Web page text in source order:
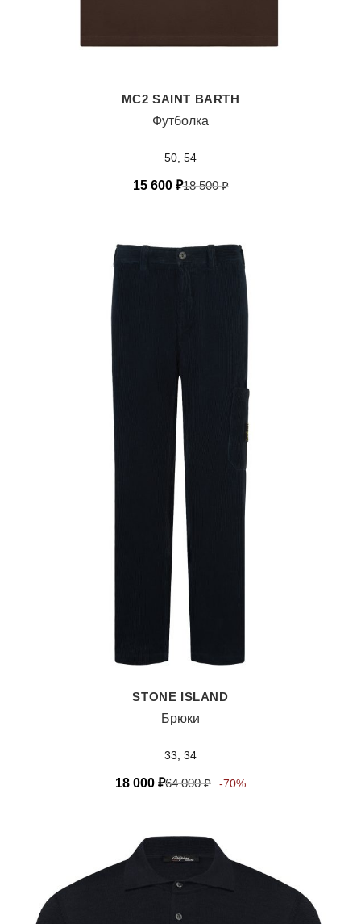
MC2 SAINT BARTH
Футболка
50, 54
15 600 ₽18 500₽
STONE ISLAND
Брюки
33, 34
18 000 ₽64 000₽ -70%